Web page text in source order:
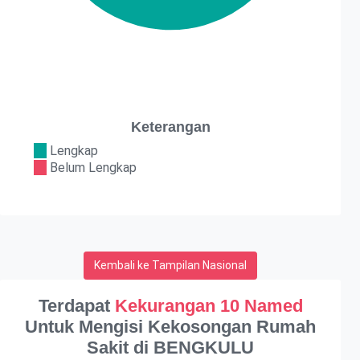
Keterangan
Lengkap
Belum Lengkap
Kembali ke Tampilan Nasional
Terdapat Kekurangan 10 Named
Untuk Mengisi Kekosongan Rumah
Sakit di BENGKULU